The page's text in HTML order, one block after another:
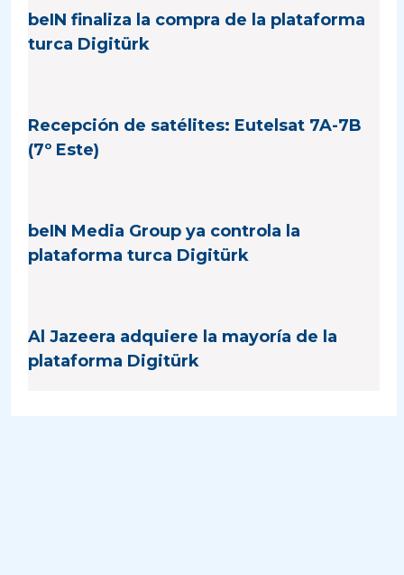
beIN finaliza la compra de la plataforma
turca Digitürk
Recepción de satélites: Eutelsat 7A-7B
(7º Este)
beIN Media Group ya controla la
plataforma turca Digitürk
Al Jazeera adquiere la mayoría de la
plataforma Digitürk